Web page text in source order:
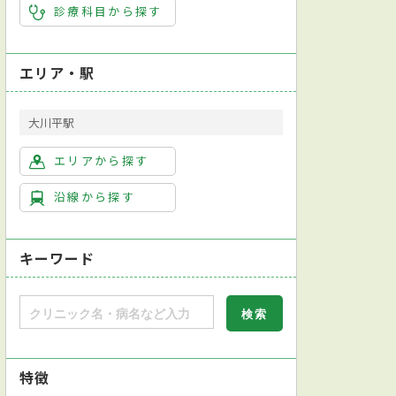
診療科目から探す
エリア・駅
大川平駅
エリアから探す
沿線から探す
キーワード
特徴